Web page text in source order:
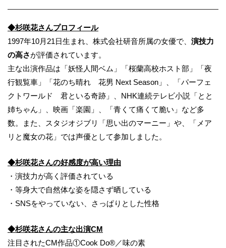
◆杉咲花さんプロフィール
1997年10月21日生まれ、株式会社研音所属の女優で、 演技力
の高さが評価されています。
主な出演作品は「妖怪人間ベム」「桜蘭高校ホスト部」「夜
行観覧車」「花のち晴れ 花男 Next Season」、「パーフェ
クトワールド 君といる奇跡」、NHK連続テレビ小説「とと
姉ちゃん」、映画「楽園」、「青くて痛くて脆い」など多
数。また、スタジオジブリ「思い出のマーニー」や、「メア
リと魔女の花」では声優として参加しました。
◆杉咲花さんの好感度が高い理由
・演技力が高く評価されている
・等身大で自然体な姿を隠さず晒している
・SNSをやっていない、さっぱりとした性格
◆杉咲花さんの主な出演CM
注目されたCM作品①Cook Do®／味の素